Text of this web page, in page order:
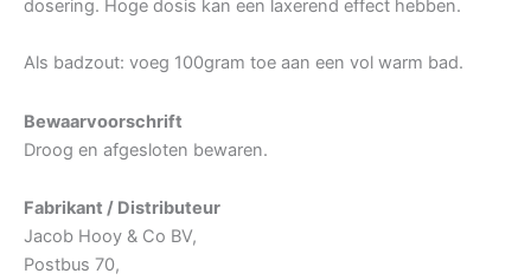
dosering. Hoge dosis kan een laxerend effect hebben.
Als badzout: voeg 100gram toe aan een vol warm bad.
Bewaarvoorschrift
Droog en afgesloten bewaren.
Fabrikant / Distributeur
Jacob Hooy & Co BV,
Postbus 70,